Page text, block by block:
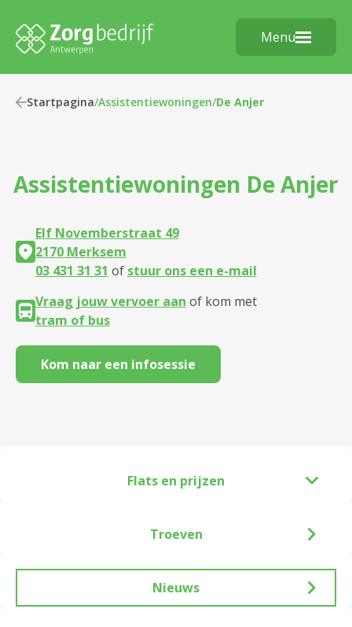
Menu
Startpagina/Assistentiewoningen/De Anjer
Assistentiewoningen De Anjer
Elf Novemberstraat 49
2170 Merksem
03 431 31 31 of stuur ons een e-mail
Vraag jouw vervoer aan of kom met
tram of bus
Kom naar een infosessie
Flats en prijzen
Troeven
Nieuws